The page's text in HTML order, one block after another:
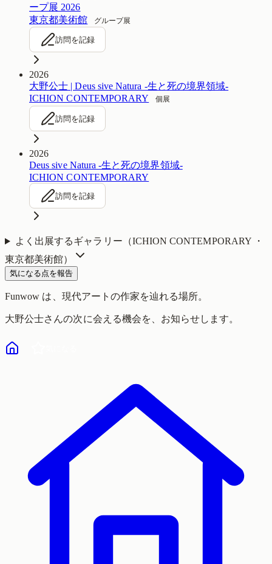
ープ展 2026
東京都美術館
グループ展
訪問を記録
2026
大野公士 | Deus sive Natura -生と死の境界領域-
ICHION CONTEMPORARY
個展
訪問を記録
2026
Deus sive Natura -生と死の境界領域-
ICHION CONTEMPORARY
訪問を記録
よく出展するギャラリー（ICHION CONTEMPORARY ・
東京都美術館）
気になる点を報告
Funwow は、現代アートの作家を辿れる場所。
大野公士さんの次に会える機会を、お知らせします。